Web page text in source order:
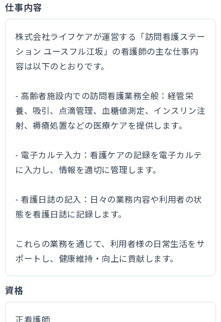
仕事内容
株式会社ライフケアが運営する「訪問看護ステー
ション ユースフル江坂」の看護師の主な仕事内
容は以下のとおりです。
- 高齢者施設内での訪問看護業務全般：経管栄
養、吸引、点滴管理、血糖値測定、インスリン注
射、褥瘡処置などの医療ケアを提供します。
- 電子カルテ入力：看護ケアの記録を電子カルテ
に入力し、情報を適切に管理します。
- 看護日誌の記入：日々の業務内容や利用者の状
態を看護日誌に記録します。
これらの業務を通じて、利用者様の日常生活をサ
ポートし、健康維持・向上に貢献します。
資格
正看護師